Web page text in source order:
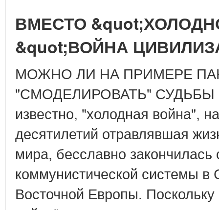
ВМЕСТО
&quot;ВОЙНА
МОЖНО ЛИ НА ПРИМЕРЕ
"СМОДЕЛИРОВАТЬ" СУДЬБЫ
известно, "холодная война",
десятилетий отравлявшая
мира, бесславно
коммунистической системы
Восточной Европы.